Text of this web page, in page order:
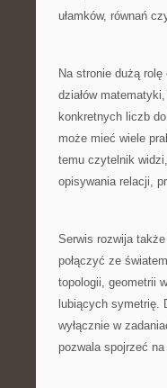
ułamków, równań
Na stronie dużą
działów
konkretnych liczb
może mieć wiele
temu czytelnik
opisywania relacji,
Serwis rozwija
połączyć ze
topologii, geometrii
lubiących symetrię.
wyłącznie w
pozwala spojrzeć